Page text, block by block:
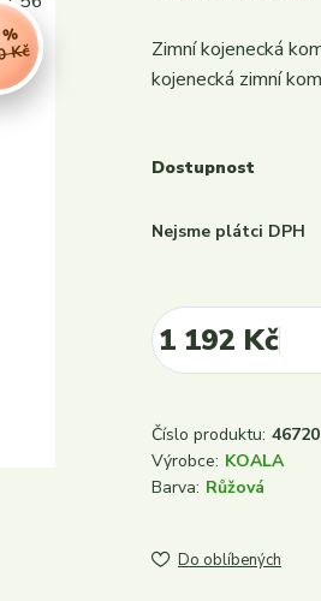
Kč
Zimní kojenecká
kojenecká zimní
Dostupnost
Nejsme plátci DPH
1 192 Kč
Číslo produktu: 46720
Výrobce: KOALA
Barva: Růžová
Do oblíbených